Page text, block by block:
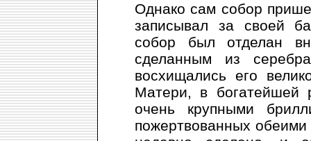
Однако сам собор
записывал за своей
собор был отделан
сделанным из
восхищались его
Матери, в богатейшей
очень крупными
пожертвованных